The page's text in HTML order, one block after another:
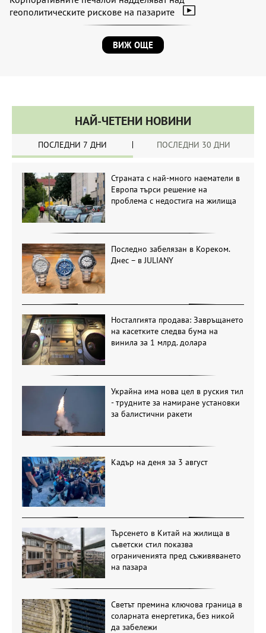
геополитическите рискове на пазарите
ВИЖ ОЩЕ
НАЙ-ЧЕТЕНИ НОВИНИ
ПОСЛЕДНИ 7 ДНИ ПОСЛЕДНИ 30 ДНИ
Страната с най-много наематели в
Европа търси решение на
проблема с недостига на жилища
Последно забелязан в Кореком.
Днес – в JULIANY
Носталгията продава: Завръщането
на касетките следва бума на
винила за 1 млрд. долара
Украйна има нова цел в руския тил
- трудните за намиране установки
за балистични ракети
Кадър на деня за 3 август
Търсенето в Китай на жилища в
съветски стил показва
ограниченията пред съживяването
на пазара
Светът премина ключова граница в
соларната енергетика, без никой
да забележи